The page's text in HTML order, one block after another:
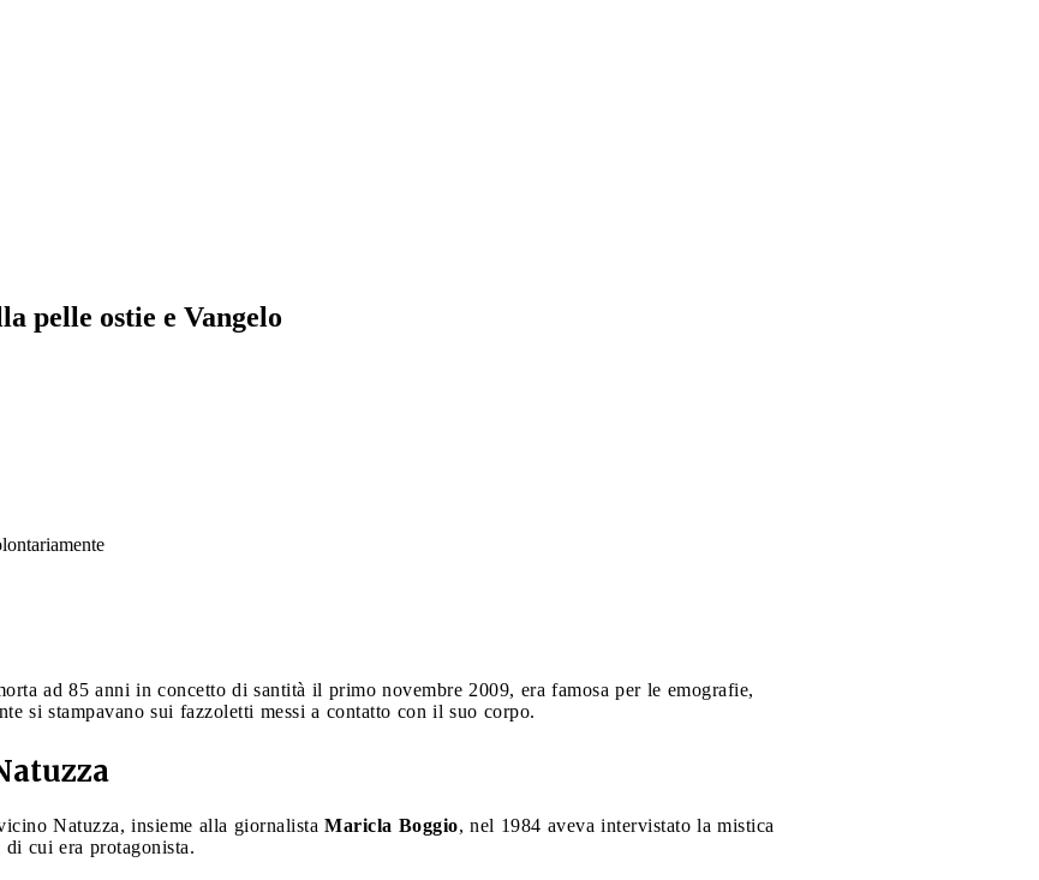
pelle ostie e Vangelo
ad 85 anni in concetto di santità il primo novembre 2009, era famosa per le emografie,
si stampavano sui fazzoletti messi a contatto con il suo corpo.
Natuzza, insieme alla giornalista Maricla Boggio, nel 1984 aveva intervistato la mistica
cui era protagonista.